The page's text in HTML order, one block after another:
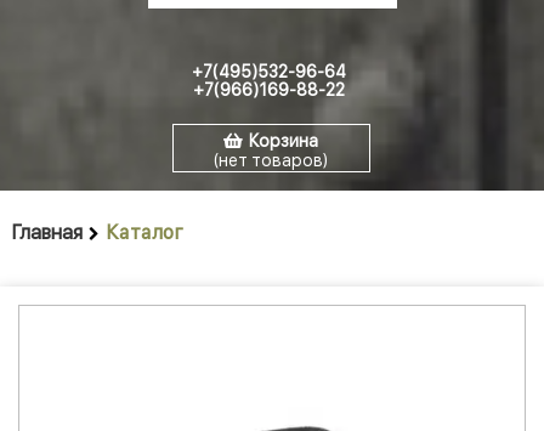
+7(495)532-96-64
+7(966)169-88-22
Корзина
(нет товаров)
Главная Каталог